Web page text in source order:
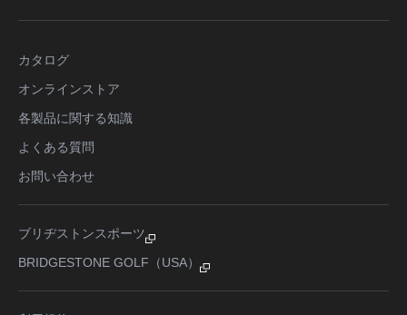
カタログ
オンラインストア
各製品に関する知識
よくある質問
お問い合わせ
ブリヂストンスポーツ
BRIDGESTONE GOLF（USA）